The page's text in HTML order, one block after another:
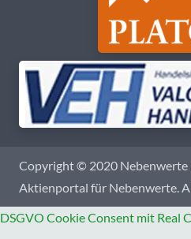
Copyright © 2020 Nebenwerte
Aktienportal für Nebenwerte.
DSGVO Cookie Consent mit Real